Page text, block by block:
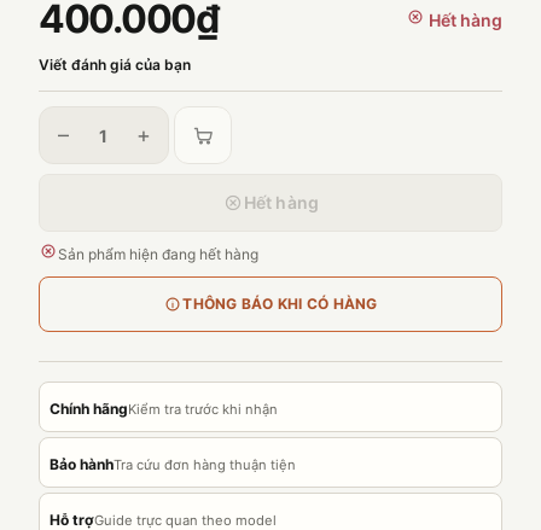
400.000₫ Hết hàng
Viết đánh giá của bạn
– +
Hết hàng
Sản phẩm hiện đang hết hàng
THÔNG BÁO KHI CÓ HÀNG
Chính hãngKiểm tra trước khi nhận
Bảo hànhTra cứu đơn hàng thuận tiện
Hỗ trợGuide trực quan theo model